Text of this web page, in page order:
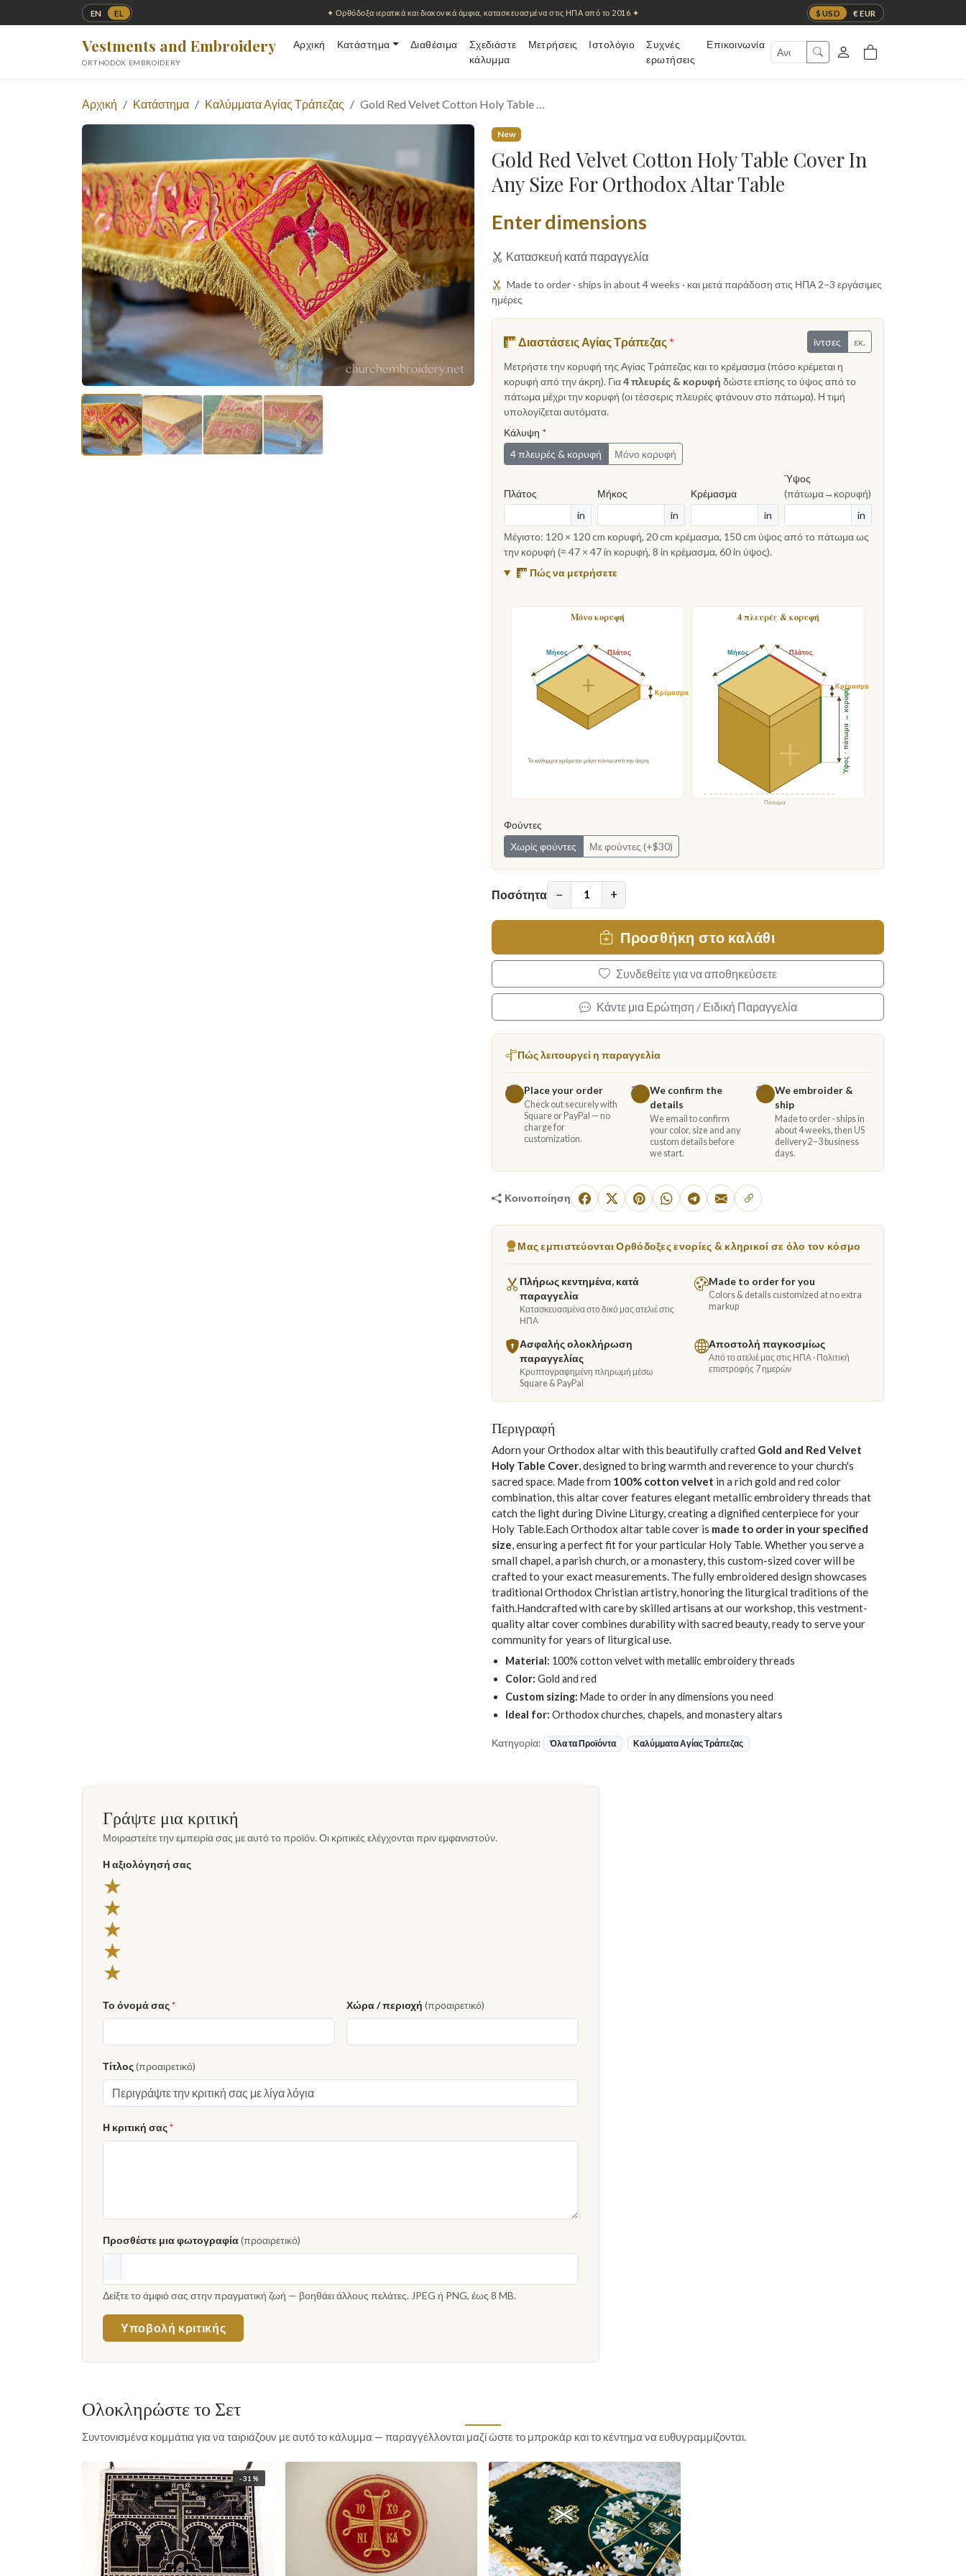
EN EL $ USD € EUR
✦ Ορθόδοξα ιερατικά και διακονικά άμφια, κατασκευασμένα στις ΗΠΑ από το 2016 ✦
Vestments and Embroidery
ORTHODOX EMBROIDERY
Αρχική Κατάστημα Διαθέσιμα
Σχεδιάστε
κάλυμμα
Μετρήσεις Ιστολόγιο
Συχνές
ερωτήσεις
Επικοινωνία
Αρχική Κατάστημα Καλύμματα Αγίας Τράπεζας Gold Red Velvet Cotton Holy Table …
New
Gold Red Velvet Cotton Holy Table Cover In
Any Size For Orthodox Altar Table
Enter dimensions
Κατασκευή κατά παραγγελία
Made to order · ships in about 4 weeks · και μετά παράδοση στις ΗΠΑ 2–3 εργάσιμες
ημέρες
Διαστάσεις Αγίας Τράπεζας * ίντσες
εκ.
Μετρήστε την κορυφή της Αγίας Τράπεζας και το κρέμασμα (πόσο κρέμεται η
κορυφή από την άκρη). Για4 πλευρές & κορυφή δώστε επίσης το ύψος από το
πάτωμα μέχρι την κορυφή (οι τέσσερις πλευρές φτάνουν στο πάτωμα). Η τιμή
υπολογίζεται αυτόματα.
Κάλυψη *
4 πλευρές & κορυφή
Μόνο κορυφή
Πλάτος
in
Μήκος
in
Κρέμασμα
in
Ύψος
(πάτωμα→κορυφή)
in
Μέγιστο: 120 × 120 cm κορυφή, 20 cm κρέμασμα, 150 cm ύψος από το πάτωμα ως
την κορυφή (≈ 47 × 47 in κορυφή, 8 in κρέμασμα, 60 in ύψος).
Πώς να μετρήσετε
Μόνο κορυφή 4 πλευρές & κορυφή
Πλάτος
Μήκος
Κρέμασμα
Το κάλυμμα κρέμεται μόνο πάνω από την άκρη
Πάτωμα
Πλάτος
Μήκος
Κρέμασμα
Ύψος · πάτωμα → κορυφή
Φούντες
Χωρίς φούντες
Με φούντες (+$30)
Ποσότητα − +
Προσθήκη στο καλάθι
Συνδεθείτε για να αποθηκεύσετε
Κάντε μια Ερώτηση / Ειδική Παραγγελία
Πώς λειτουργεί η παραγγελία
1 Place your order
Check out securely with
Square or PayPal — no
charge for
customization.
2
We confirm the
details
We email to confirm
your color, size and any
custom details before
we start.
3
We embroider &
ship
Made to order · ships in
about 4 weeks, then US
delivery 2–3 business
days.
Κοινοποίηση
Μας εμπιστεύονται Ορθόδοξες ενορίες & κληρικοί σε όλο τον κόσμο
Πλήρως κεντημένα, κατά
παραγγελία
Κατασκευασμένα στο δικό μας ατελιέ στις
ΗΠΑ
Made to order for you
Colors & details customized at no extra
markup
Ασφαλής ολοκλήρωση
παραγγελίας
Κρυπτογραφημένη πληρωμή μέσω
Square & PayPal
Αποστολή παγκοσμίως
Από το ατελιέ μας στις ΗΠΑ · Πολιτική
επιστροφής 7 ημερών
Περιγραφή
Adorn your Orthodox altar with this beautifully crafted Gold and Red Velvet
Holy Table Cover, designed to bring warmth and reverence to your church's
sacred space. Made from 100% cotton velvet in a rich gold and red color
combination, this altar cover features elegant metallic embroidery threads that
catch the light during Divine Liturgy, creating a dignified centerpiece for your
Holy Table.Each Orthodox altar table cover is made to order in your specified
size, ensuring a perfect fit for your particular Holy Table. Whether you serve a
small chapel, a parish church, or a monastery, this custom-sized cover will be
crafted to your exact measurements. The fully embroidered design showcases
traditional Orthodox Christian artistry, honoring the liturgical traditions of the
faith.Handcrafted with care by skilled artisans at our workshop, this vestment-
quality altar cover combines durability with sacred beauty, ready to serve your
community for years of liturgical use.
Material: 100% cotton velvet with metallic embroidery threads
Color: Gold and red
Custom sizing: Made to order in any dimensions you need
Ideal for: Orthodox churches, chapels, and monastery altars
Κατηγορία: Όλα τα Προϊόντα Καλύμματα Αγίας Τράπεζας
Γράψτε μια κριτική
Μοιραστείτε την εμπειρία σας με αυτό το προϊόν. Οι κριτικές ελέγχονται πριν εμφανιστούν.
Η αξιολόγησή σας
★
★
★
★
★
Το όνομά σας* Χώρα / περιοχή (προαιρετικό)
Τίτλος(προαιρετικό)
Η κριτική σας*
Προσθέστε μια φωτογραφία(προαιρετικό)
Δείξτε το άμφιό σας στην πραγματική ζωή — βοηθάει άλλους πελάτες. JPEG ή PNG, έως 8 MB.
Υποβολή κριτικής
Ολοκληρώστε το Σετ
Συντονισμένα κομμάτια για να ταιριάζουν με αυτό το κάλυμμα — παραγγέλλονται μαζί ώστε το μπροκάρ και το κέντημα να ευθυγραμμίζονται.
-31%